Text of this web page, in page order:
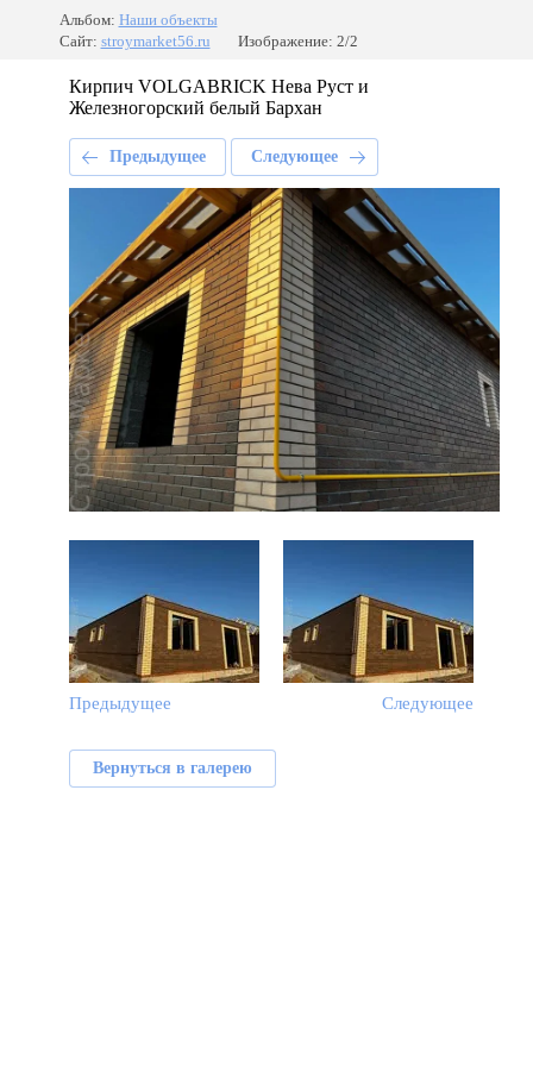
Альбом: Наши объекты
Сайт: stroymarket56.ru Изображение: 2/2
Кирпич VOLGABRICK Нева Руст и
Железногорский белый Бархан
Предыдущее Следующее
Предыдущее Следующее
Вернуться в галерею